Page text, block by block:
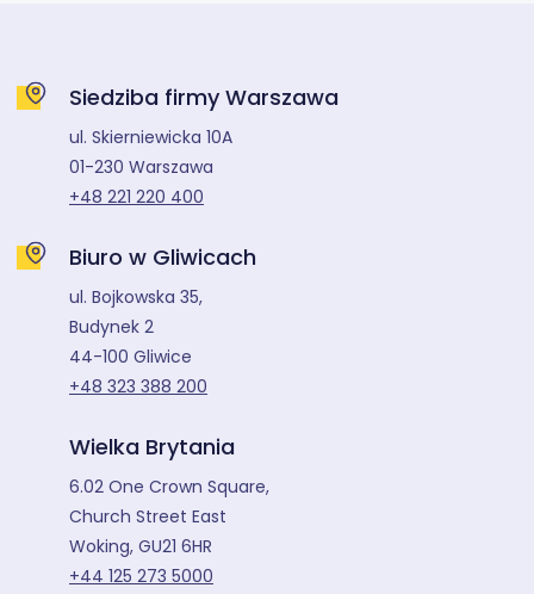
Siedziba firmy Warszawa
ul. Skierniewicka 10A
01-230 Warszawa
+48 221 220 400
Biuro w Gliwicach
ul. Bojkowska 35,
Budynek 2
44-100 Gliwice
+48 323 388 200
Wielka Brytania
6.02 One Crown Square,
Church Street East
Woking, GU21 6HR
+44 125 273 5000